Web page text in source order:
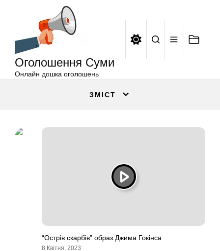
Оголошення Суми
Онлайн дошка оголошень
ЗМІСТ
“Острів скарбів” образ Джима Гокінса
8 Квітня, 2023